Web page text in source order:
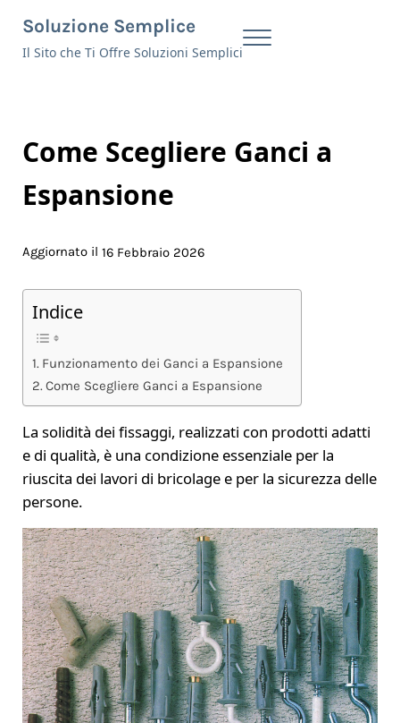
Soluzione Semplice
Il Sito che Ti Offre Soluzioni Semplici
Menu
Come Scegliere Ganci a
Espansione
Aggiornato il 16 Febbraio 2026
Indice
Funzionamento dei Ganci a Espansione
Come Scegliere Ganci a Espansione
La solidità dei fissaggi, realizzati con prodotti adatti
e di qualità, è una condizione essenziale per la
riuscita dei lavori di bricolage e per la sicurezza delle
persone.